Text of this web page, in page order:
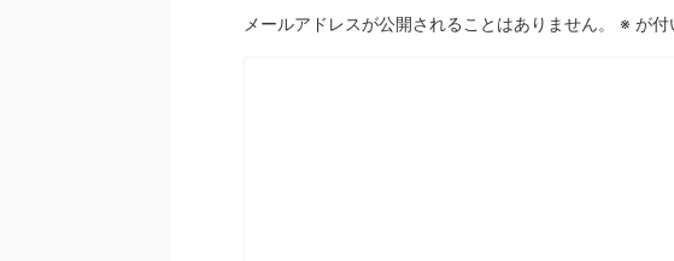
メールアドレスが公開されることはありません。 ※ が付